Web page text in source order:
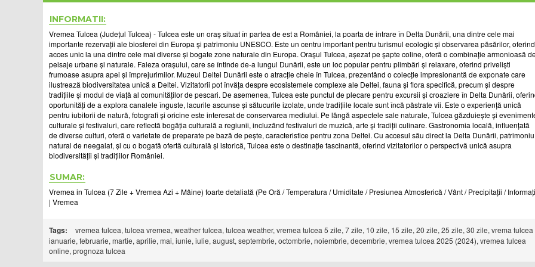
INFORMATII:
Vremea Tulcea (Județul Tulcea) - Tulcea este un oraș situat în partea de est a României, la poarta de intrare în Delta Dunării, una dintre cele mai
importante rezervații ale biosferei din Europa și patrimoniu UNESCO. Este un centru important pentru turismul ecologic și observarea păsărilor, oferind
acces unic la una dintre cele mai diverse și bogate zone naturale din Europa. Orașul Tulcea, așezat pe șapte coline, oferă o combinație armonioasă
peisaje urbane și naturale. Faleza orașului, care se întinde de-a lungul Dunării, este un loc popular pentru plimbări și relaxare, oferind priveliști
frumoase asupra apei și împrejurimilor. Muzeul Deltei Dunării este o atracție cheie în Tulcea, prezentând o colecție impresionantă de exponate care
ilustrează biodiversitatea unică a Deltei. Vizitatorii pot învăța despre ecosistemele complexe ale Deltei, fauna și flora specifică, precum și despre
tradițiile și modul de viață al comunităților de pescari. De asemenea, Tulcea este punctul de plecare pentru excursii și croaziere în Delta Dunării,
oportunități de a explora canalele înguste, lacurile ascunse și sătucurile izolate, unde tradițiile locale sunt încă păstrate vii. Este o experiență unică
pentru iubitorii de natură, fotografi și oricine este interesat de conservarea mediului. Pe lângă aspectele sale naturale, Tulcea găzduiește și
culturale și festivaluri, care reflectă bogăția culturală a regiunii, incluzând festivaluri de muzică, arte și tradiții culinare. Gastronomia locală, influențată
de diverse culturi, oferă o varietate de preparate pe bază de pește, caracteristice pentru zona Deltei. Cu accesul său direct la Delta Dunării, patrimoniu
natural de neegalat, și cu o bogată ofertă culturală și istorică, Tulcea este o destinație fascinantă, oferind vizitatorilor o perspectivă unică asupra
biodiversității și tradițiilor României.
SUMAR:
Vremea in Tulcea (7 Zile + Vremea Azi + Mâine) foarte detaliată (Pe Oră / Temperatura / Umiditate / Presiunea Atmosferică / Vânt / Precipitații /
| Vremea
Tags:
vremea tulcea, tulcea vremea, weather tulcea, tulcea weather, vremea tulcea 5 zile, 7 zile, 10 zile, 15 zile, 20 zile, 25 zile, 30 zile, vrema tulcea
ianuarie, februarie, martie, aprilie, mai, iunie, iulie, august, septembrie, octombrie, noiembrie, decembrie, vremea tulcea 2025 (2024), vremea tulcea
online, prognoza tulcea